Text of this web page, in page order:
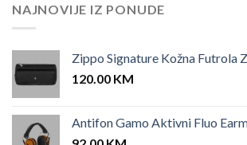
NAJNOVIJE IZ PONUDE
Zippo Signature Kožna Futrola
120.00 KM
Antifon Gamo Aktivni Fluo